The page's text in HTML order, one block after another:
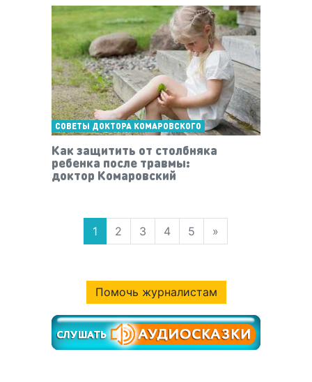
СОВЕТЫ ДОКТОРА КОМАРОВСКОГО
Как защитить от столбняка
ребенка после травмы:
доктор Комаровский
1 2 3 4 5 »
Помочь журналистам